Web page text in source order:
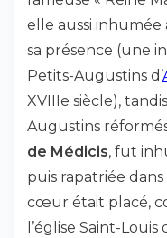
elle aussi
sa présence (une
Petits-Augustins d’
XVIIIe siècle),
Augustins
de Médicis, fut
puis rapatriée
cœur était placé,
l’église Saint-